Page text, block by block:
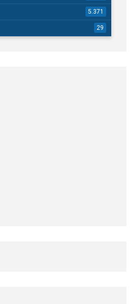
5.371
29